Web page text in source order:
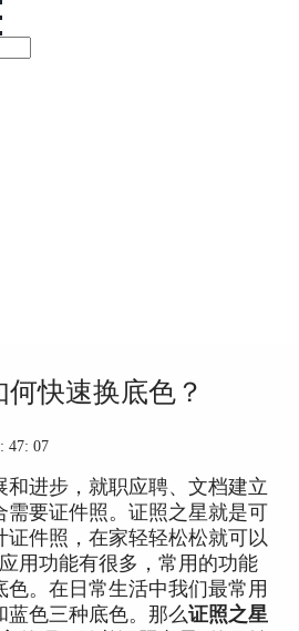
快速换底色？
47: 07
和进步，就职应聘、文档建立
需要证件照。证照之星就是可
证件照，在家轻轻松松就可以
用功能有很多，常用的功能
色。在日常生活中我们最常用
蓝色三种底色。那么证照之星